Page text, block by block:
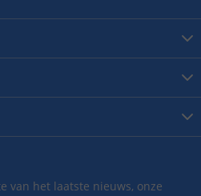
van het laatste nieuws, onze